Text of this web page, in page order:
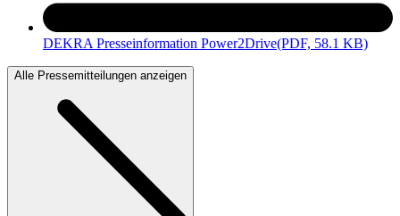
DEKRA Presseinformation Power2Drive(PDF, 58.1 KB)
Alle Pressemitteilungen anzeigen